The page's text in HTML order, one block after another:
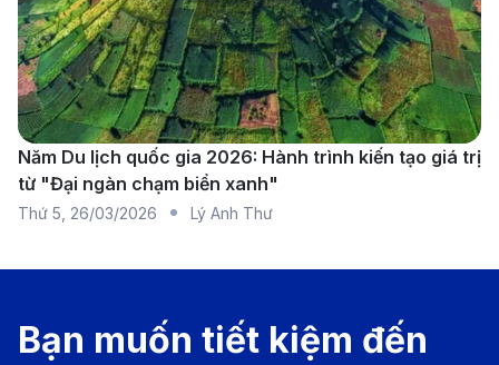
Riyadh. Đây là hãng hàng không quốc gia của Ả
Rập Xê Út, thuận tiện cho hành khách muốn quá
cảnh tại Trung Đông.
Hãng bay
Tần suất Thời gian
Qatar Airways
Khoảng 21
chuyến/tuần
Turkish Airlines
chuyến/tuần
14-16 giờ
Năm Du lịch quốc gia 2026: Hành trình kiến tạo giá trị
từ "Đại ngàn chạm biển xanh"
Thứ 5 26/03/2026 Lý Anh Thư
Bạn muốn tiết kiệm đến